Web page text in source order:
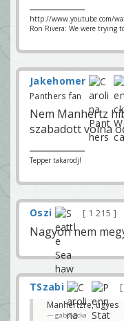
http://www.youtube.com/
Ron Rivera: We were trying
Jakehomer
Panthers fan
Nem Manhertz
szabadott volna
Tepper takarodj!
Oszi 1 215
Nagyon nem
TSzabi
Manhertzre, ügyes
gabokocka